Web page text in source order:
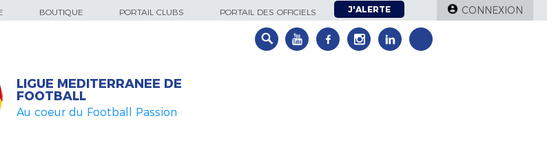
BOUTIQUE PORTAIL CLUBS PORTAIL DES OFFICIELS J'ALERTE CONNEXION
LIGUE MEDITERRANEE DE
FOOTBALL
Au coeur du Football Passion